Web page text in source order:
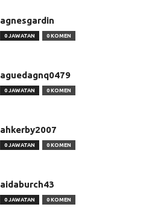
agnesgardin
0 JAWATAN 0 KOMEN
aguedagnq0479
0 JAWATAN 0 KOMEN
ahkerby2007
0 JAWATAN 0 KOMEN
aidaburch43
0 JAWATAN 0 KOMEN